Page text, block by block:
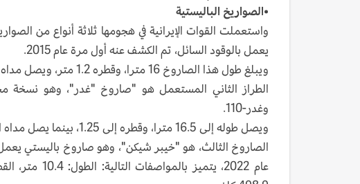
•الصواريخ الباليستية
واستعملت القوات الإيرانية في هجومها ثلاثة أنواع من
يعمل بالوقود السائل، تم الكشف عنه أول مرة عام 2015.
ويبلغ طول هذا الصاروخ 16 مترا، وقطره 1.2 متر، ويصل مداه إلى 1700 كلم، بينما يبلغ وزن الرأس الحربي: 748.4 كلغ.
وغدر-110.
ويصل طوله إلى 16.5 مترا، وقطره إلى 1.25، بينما يصل مداه الأقصى إلى 1950 كلم، ووزن رأسه الحربي 798.3 كلغ.
الصاروخ الثالث، هو "خيبر شيكن"، وهو صاروخ باليستي